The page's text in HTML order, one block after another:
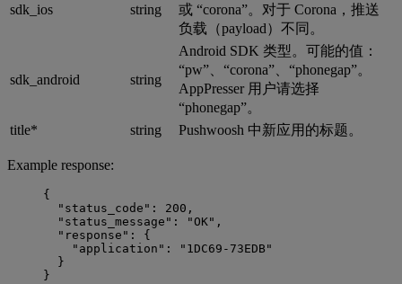
sdk_ios string
或 “corona”。对于 Corona，推送
负载（payload）不同。
sdk_android string
Android SDK 类型。可能的值：
“pw”、“corona”、“phonegap”。
AppPresser 用户请选择
“phonegap”。
title*
string Pushwoosh 中新应用的标题。
Example response:
{
"status_code" : 200 ,
"status_message" : "OK" ,
"response" : {
"application" : " 1DC69-73EDB "
}
}